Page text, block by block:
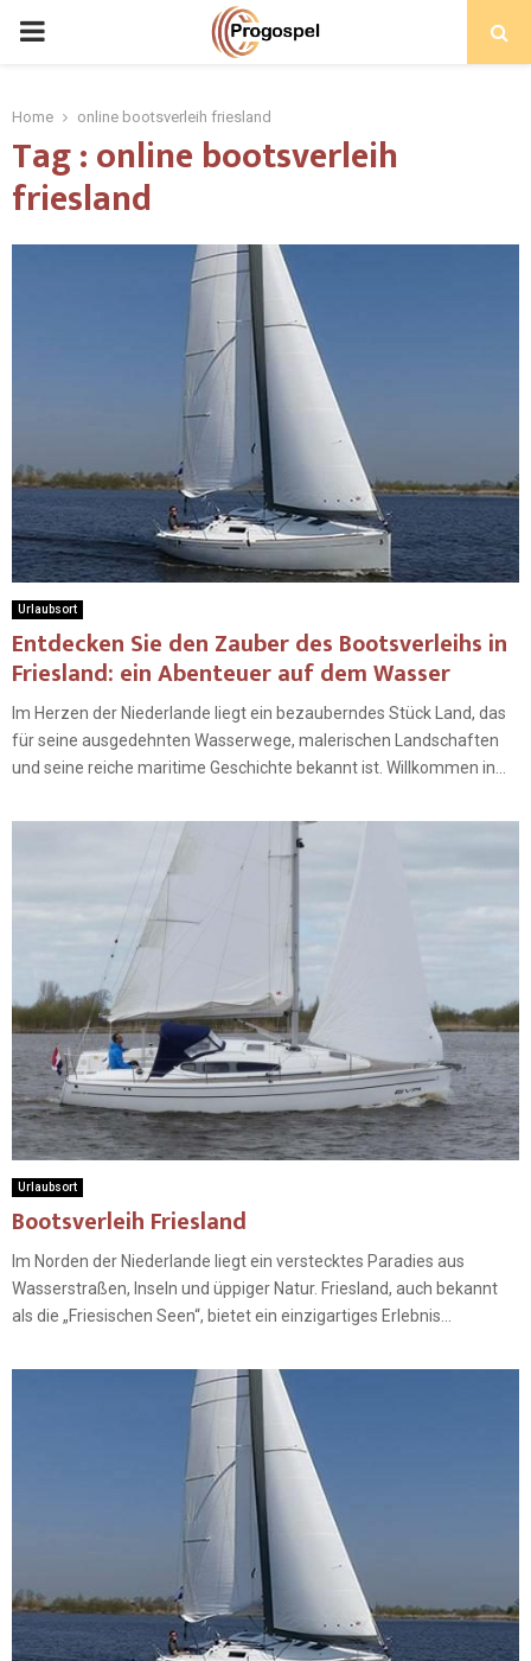
PRIMARY
Home online bootsverleih friesland
Tag : online bootsverleih
friesland
Urlaubsort
Entdecken Sie den Zauber des Bootsverleihs in
Friesland: ein Abenteuer auf dem Wasser
Im Herzen der Niederlande liegt ein bezauberndes Stück Land, das
für seine ausgedehnten Wasserwege, malerischen Landschaften
und seine reiche maritime Geschichte bekannt ist. Willkommen in...
Urlaubsort
Bootsverleih Friesland
Im Norden der Niederlande liegt ein verstecktes Paradies aus
Wasserstraßen, Inseln und üppiger Natur. Friesland, auch bekannt
als die „Friesischen Seen“, bietet ein einzigartiges Erlebnis...